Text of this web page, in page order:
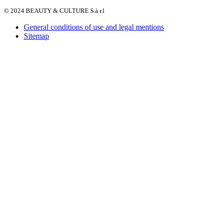
© 2024 BEAUTY & CULTURE S.à r.l
General conditions of use and legal mentions
Sitemap